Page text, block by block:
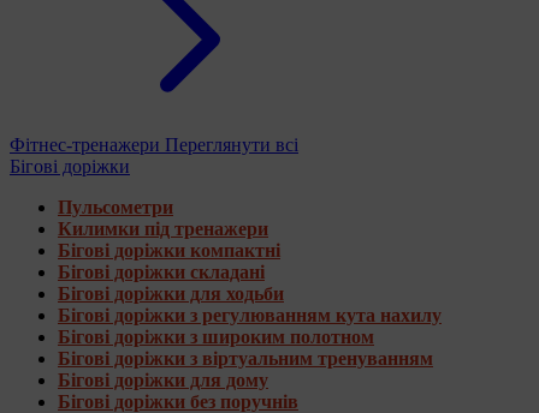
Фітнес-тренажери Переглянути всі
Бігові доріжки
Пульсометри
Килимки під тренажери
Бігові доріжки компактні
Бігові доріжки складані
Бігові доріжки для ходьби
Бігові доріжки з регулюванням кута нахилу
Бігові доріжки з широким полотном
Бігові доріжки з віртуальним тренуванням
Бігові доріжки для дому
Бігові доріжки без поручнів